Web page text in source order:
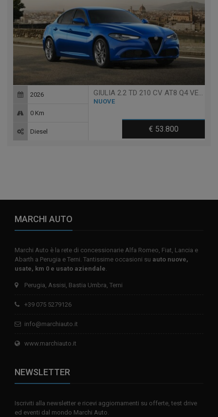
GIULIA 2.2 TD 210 CV AT8 Q4 VELOCE
NUOVE
€ 53.800
2026
0 Km
Diesel
MARCHI AUTO
Marchi Auto è la rete di concessionarie Alfa Romeo, Fiat, Lancia e
Abarth a Perugia e Terni. Tantissime occasioni su auto nuove,
usate, km 0 e usato aziendale.
Perugia, Assisi, Bastia Umbra, Terni
+39 075 5279126
info@marchiauto.it
www.marchiauto.it
NEWSLETTER
Iscriviti alla newsletter e ricevi aggiornamenti su offerte, test drive
ed eventi dal mondo Marchi Auto.